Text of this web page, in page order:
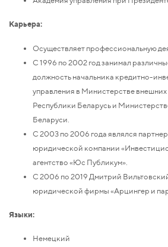
Карьера:
Осуществляет профессиональную
С 1996 по 2002 год занимал
должность начальника кредитно-
управления в Министерстве
Республики Беларусь и
Беларуси.
С 2003 по 2006 года являлся
юридической компании
агентство «Юс Публикум».
С 2006 по 2019 Дмитрий
юридической фирмы «Арцингер и
Языки:
Немецкий